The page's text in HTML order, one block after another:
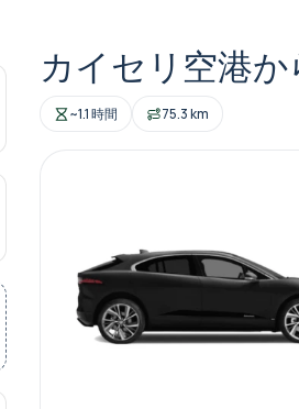
カイセリ空港か
~1.1 時間 75.3 km